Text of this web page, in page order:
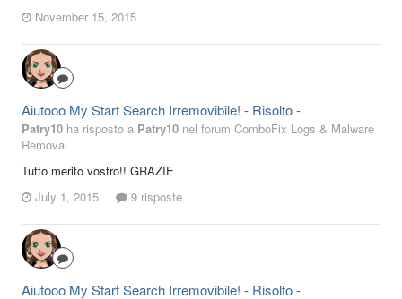
November 15, 2015
Aiutooo My Start Search Irremovibile! - Risolto -
Patry10 ha risposto a Patry10 nel forum ComboFix Logs & Malware
Removal
Tutto merito vostro!! GRAZIE
July 1, 2015
9 risposte
Aiutooo My Start Search Irremovibile! - Risolto -